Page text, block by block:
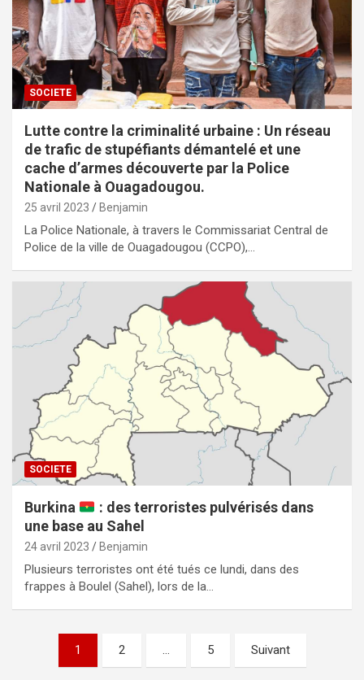
SOCIETE
Lutte contre la criminalité urbaine : Un réseau
de trafic de stupéfiants démantelé et une
cache d’armes découverte par la Police
Nationale à Ouagadougou.
25 avril 2023 Benjamin
La Police Nationale, à travers le Commissariat Central de
Police de la ville de Ouagadougou (CCPO),…
SOCIETE
Burkina
: des terroristes pulvérisés dans
une base au Sahel
24 avril 2023 Benjamin
Plusieurs terroristes ont été tués ce lundi, dans des
frappes à Boulel (Sahel), lors de la…
Navigation
1 2 … 5 Suivant